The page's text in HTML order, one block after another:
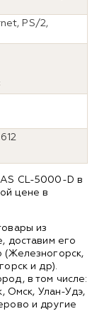
PS/2,
CL-5000-D в
цене в
из
доставим его
(Железногорск,
и др).
в том числе:
Омск, Улан-Удэ,
и другие